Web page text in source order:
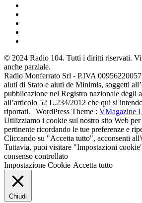
© 2024 Radio 104. Tutti i diritti riservati.
anche parziale.
Radio Monferrato Srl - P.IVA
aiuti di Stato e aiuti de Minimis, soggetti
pubblicazione nel Registro nazionale degli
all’articolo 52 L.234/2012 che qui si
riportati. | WordPress Theme : VMagazine
Utilizziamo i cookie sul nostro sito Web
pertinente ricordando le tue preferenze e
Cliccando su "Accetta tutto", acconsenti
Tuttavia, puoi visitare "Impostazioni
consenso controllato
Impostazione Cookie Accetta tutto
Chiudi